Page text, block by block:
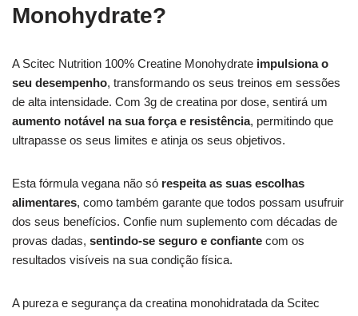
Monohydrate?
A Scitec Nutrition 100% Creatine Monohydrate impulsiona o
seu desempenho, transformando os seus treinos em sessões
de alta intensidade. Com 3g de creatina por dose, sentirá um
aumento notável na sua força e resistência, permitindo que
ultrapasse os seus limites e atinja os seus objetivos.
Esta fórmula vegana não só respeita as suas escolhas
alimentares, como também garante que todos possam usufruir
dos seus benefícios. Confie num suplemento com décadas de
provas dadas, sentindo-se seguro e confiante com os
resultados visíveis na sua condição física.
A pureza e segurança da creatina monohidratada da Scitec